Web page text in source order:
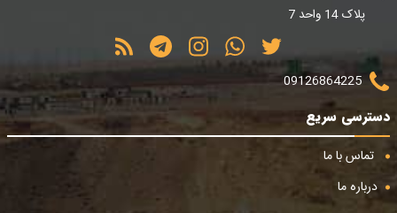
پلاک 14 واحد 7
09126864225
دسترسی سریع
تماس با ما
درباره ما